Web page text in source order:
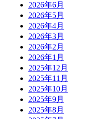
2026年6月
2026年5月
2026年4月
2026年3月
2026年2月
2026年1月
2025年12月
2025年11月
2025年10月
2025年9月
2025年8月